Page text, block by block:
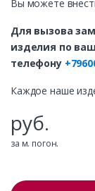
Вы можете
Для вызова
изделия по
телефону
Каждое наше
руб.
за м. погон.